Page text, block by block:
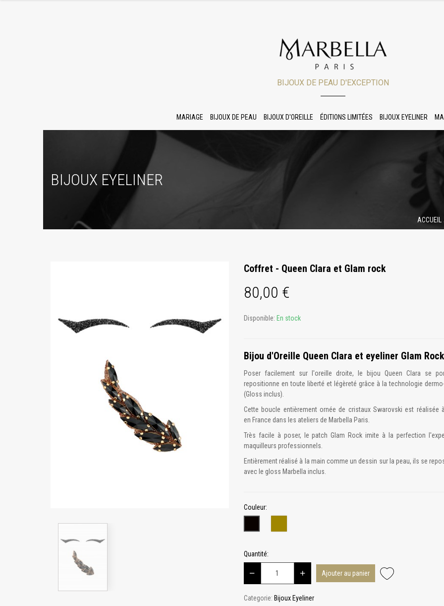
BIJOUX DE PEAU D'EXCEPTION
MARIAGE BIJOUX DE PEAU BIJOUX D'OREILLE ÉDITIONS LIMITÉES BIJOUX EYELINER
BIJOUX EYELINER
ACCUEIL
Coffret - Queen Clara et Glam rock
80,00 €
Disponible: En stock
Bijou d'Oreille Queen Clara et eyeliner Glam Rock
Poser facilement sur l'oreille droite, le bijou Queen Clara se
repositionne en toute liberté et légèreté grâce à la technologie
(Gloss inclus).
Cette boucle entièrement ornée de cristaux Swarovski est réalisée
en France dans les ateliers de Marbella Paris.
Très facile à poser, le patch Glam Rock imite à la perfection
maquilleurs professionnels.
Entièrement réalisé à la main comme un dessin sur la peau, ils se
avec le gloss Marbella inclus.
Couleur:
Quantité:
Ajouter au panier
Categorie: Bijoux Eyeliner